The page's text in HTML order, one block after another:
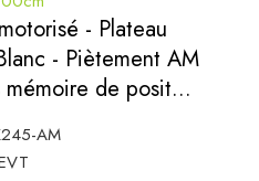
- Plateau
- Piètement AM
de posit...
AM